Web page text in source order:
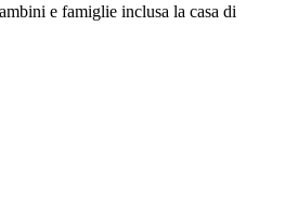
e famiglie inclusa la casa di